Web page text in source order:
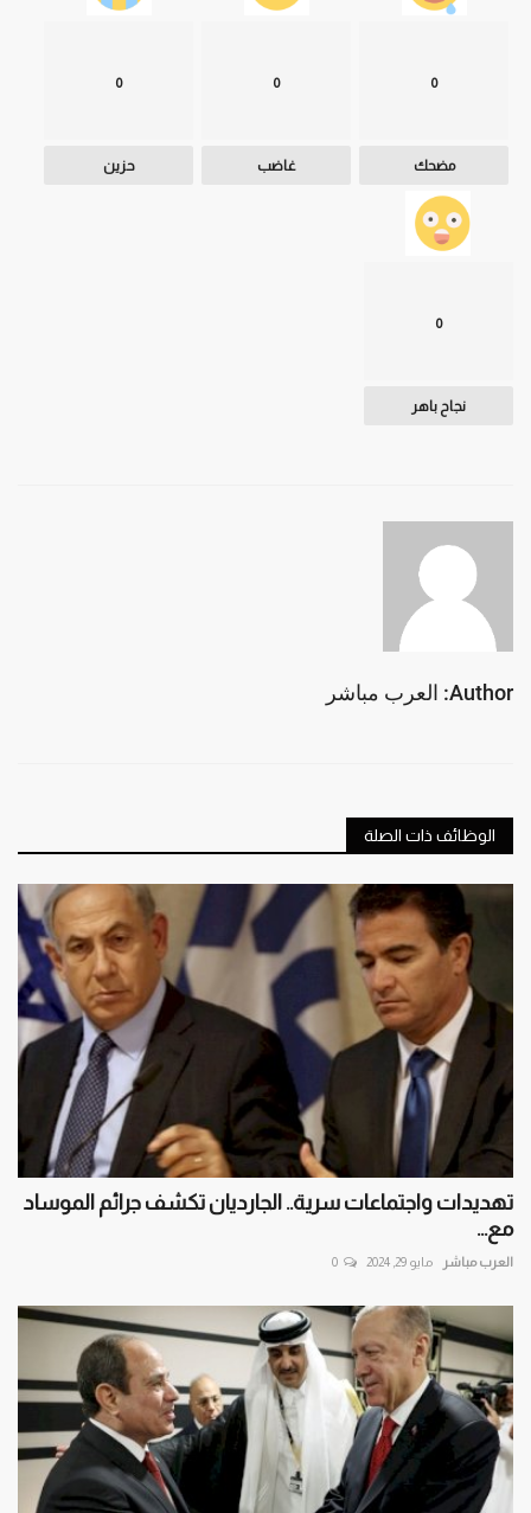
0
مضحك
0
غاضب
0
حزين
0
نجاح باهر
Author: العرب مباشر
الوظائف ذات الصلة
تهديدات واجتماعات سرية.. الجارديان تكشف جرائم الموساد
مع...
العرب مباشر مايو 29, 2024 0